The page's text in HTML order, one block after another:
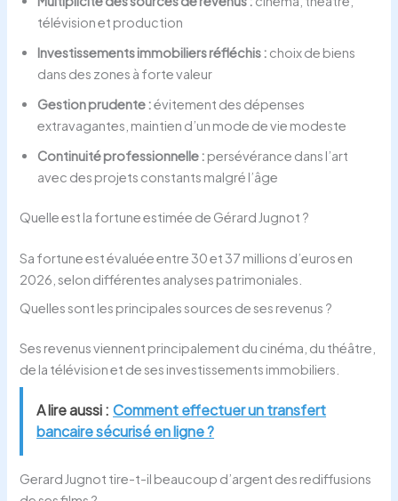
télévision et production
Investissements immobiliers réfléchis : choix de biens
dans des zones à forte valeur
Gestion prudente :évitement des dépenses
extravagantes, maintien d’un mode de vie modeste
Continuité professionnelle : persévérance dans l’art
avec des projets constants malgré l’âge
Quelle est la fortune estimée de Gérard Jugnot ?
Sa fortune est évaluée entre 30 et 37 millions d’euros en
2026, selon différentes analyses patrimoniales.
Quelles sont les principales sources de ses revenus ?
Ses revenus viennent principalement du cinéma, du théâtre,
de la télévision et de ses investissements immobiliers.
A lire aussi : Comment effectuer un transfert
bancaire sécurisé en ligne ?
Gerard Jugnot tire-t-il beaucoup d’argent des rediffusions